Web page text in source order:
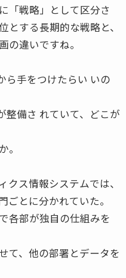
「戦略」として区分さ
とする長期的な戦略と、
の違いですね。
ら手をつけたらい いの
整備さ れていて、どこが
。
クス情報システムでは、
ごとに分かれていた。
各部が独自の仕組みを
て、他の部署とデータを